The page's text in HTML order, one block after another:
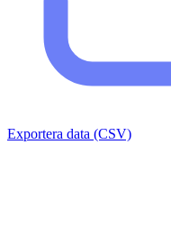
Exportera data (CSV)